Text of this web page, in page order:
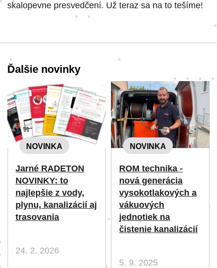
skalopevne presvedčení. Už teraz sa na to tešíme!
Ďalšie novinky
NOVINKA
Jarné RADETON
NOVINKY: to
najlepšie z vody,
plynu, kanalizácií aj
trasovania
24. 2. 2026
NOVINKA
ROM technika -
nová generácia
vysokotlakových a
vákuových
jednotiek na
čistenie kanalizácií
5. 9. 2025